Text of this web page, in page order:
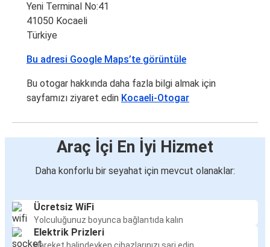
Yeni Terminal No:41
41050 Kocaeli
Türkiye
Bu adresi Google Maps’te görüntüle
Bu otogar hakkında daha fazla bilgi almak için
sayfamızı ziyaret edin Kocaeli-Otogar
Araç İçi En İyi Hizmet
Daha konforlu bir seyahat için mevcut olanaklar:
Ücretsiz WiFi
Yolculuğunuz boyunca bağlantıda kalın
Elektrik Prizleri